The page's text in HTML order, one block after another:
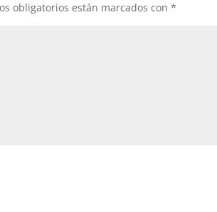
obligatorios están marcados con*